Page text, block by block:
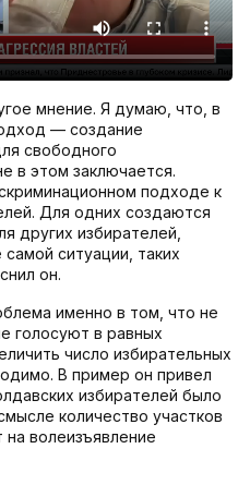
мнение. Я думаю, что, в
— создание
свободного
в этом заключается.
подходе к
Для одних создаются
других избирателей,
ситуации, таких
он.
именно в том, что не
голосуют в равных
число избирательных
В пример он привел
избирателей было
количество участков
на волеизъявление